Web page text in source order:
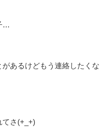
…
あるけどもう連絡したくな
てさ(+_+)